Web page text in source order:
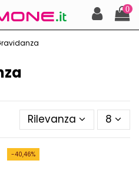
0
Rilevanza 8
-40,46%